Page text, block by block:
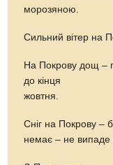
морозяною.
Сильний вітер на
На Покрову дощ –
до кінця
жовтня.
Сніг на Покрову –
немає – не випаде